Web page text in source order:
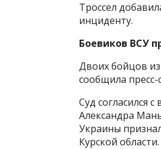
Троссел
инциденту.
Боевиков ВСУ
Двоих бойцов
сообщила пресс-
Суд согласился
Александра
Украины
Курской области.